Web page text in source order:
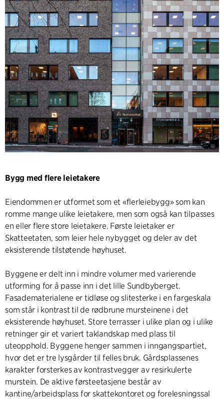
Bygg med flere leietakere
Eiendommen er utformet som et «flerleiebygg» som kan
romme mange ulike leietakere, men som også kan tilpasses
en eller flere store leietakere. Første leietaker er
Skatteetaten, som leier hele nybygget og deler av det
eksisterende tilstøtende høyhuset.
Byggene er delt inn i mindre volumer med varierende
utforming for å passe inn i det lille Sundbyberget.
Fasadematerialene er tidløse og slitesterke i en fargeskala
som står i kontrast til de rødbrune mursteinene i det
eksisterende høyhuset. Store terrasser i ulike plan og i ulike
retninger gir et variert taklandskap med plass til
uteopphold. Byggene henger sammen i inngangspartiet,
hvor det er tre lysgårder til felles bruk. Gårdsplassenes
karakter forsterkes av kontrastvegger av resirkulerte
murstein. De aktive førsteetasjene består av
kantine/arbeidsplass for skattekontoret og forelesningssal